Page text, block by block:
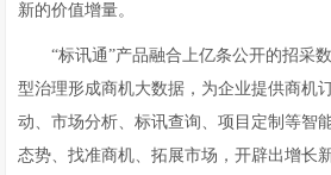
新的价值增量。
“标讯通”产品融合上亿条公开的招采
型治理形成商机大数据，为企业提供商机
动、市场分析、标讯查询、项目定制等智
态势、找准商机、拓展市场，开辟出增长